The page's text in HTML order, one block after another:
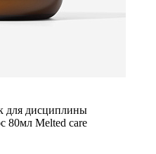
для дисциплины
80мл Melted care